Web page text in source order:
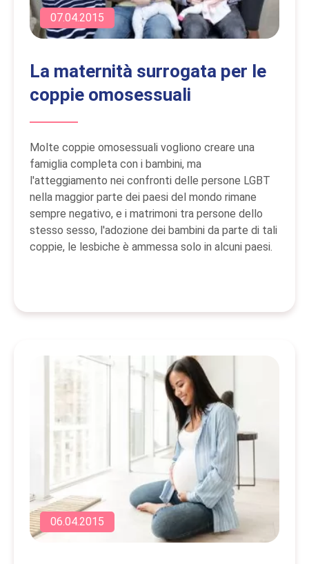
07.04.2015
La maternità surrogata per le
coppie omosessuali
Molte coppie omosessuali vogliono creare una
famiglia completa con i bambini, ma
l'atteggiamento nei confronti delle persone LGBT
nella maggior parte dei paesi del mondo rimane
sempre negativo, e i matrimoni tra persone dello
stesso sesso, l'adozione dei bambini da parte di tali
coppie, le lesbiche è ammessa solo in alcuni paesi.
06.04.2015